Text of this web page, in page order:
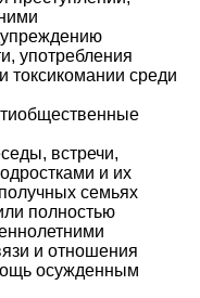
употребления
токсикомании среди
встречи,
и их
семьях
полностью
и отношения
осужденным